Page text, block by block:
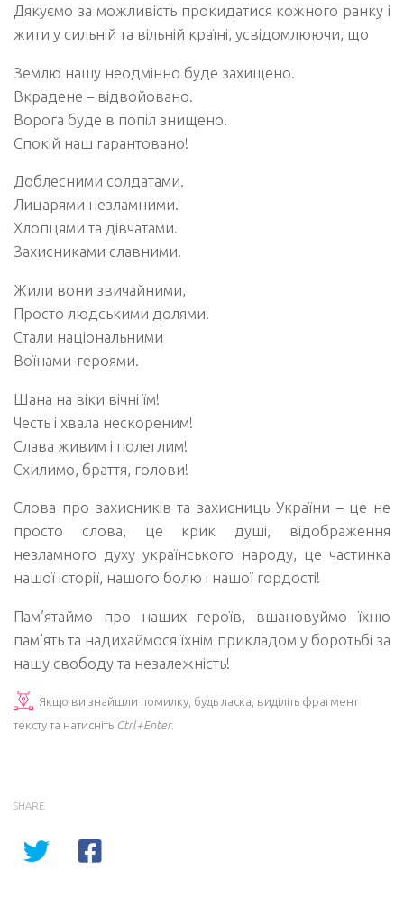
Дякуємо за можливість прокидатися кожного ранку і
жити у сильній та вільній країні, усвідомлюючи, що
Землю нашу неодмінно буде захищено.
Вкрадене – відвойовано.
Ворога буде в попіл знищено.
Спокій наш гарантовано!
Доблесними солдатами.
Лицарями незламними.
Хлопцями та дівчатами.
Захисниками славними.
Жили вони звичайними,
Просто людськими долями.
Стали національними
Воїнами-героями.
Шана на віки вічні їм!
Честь і хвала нескореним!
Слава живим і полеглим!
Схилимо, браття, голови!
Слова про захисників та захисниць України – це не
просто слова, це крик душі, відображення
незламного духу українського народу, це частинка
нашої історії, нашого болю і нашої гордості!
Пам’ятаймо про наших героїв, вшановуймо їхню
пам’ять та надихаймося їхнім прикладом у боротьбі за
нашу свободу та незалежність!
Якщо ви знайшли помилку, будь ласка, виділіть фрагмент
тексту та натисніть Ctrl+Enter.
SHARE